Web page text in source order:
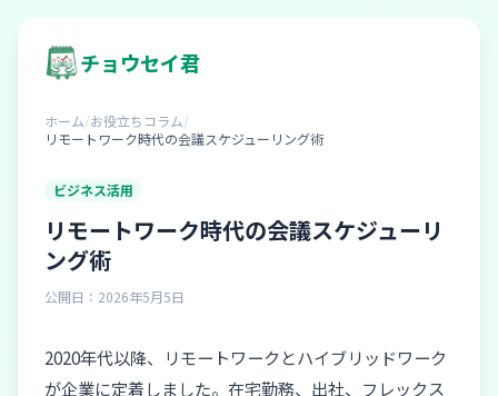
チョウセイ君
ホーム/お役立ちコラム/
リモートワーク時代の会議スケジューリング術
ビジネス活用
リモートワーク時代の会議スケジューリ
ング術
公開日：2026年5月5日
2020年代以降、リモートワークとハイブリッドワーク
が企業に定着しました。在宅勤務、出社、フレックス